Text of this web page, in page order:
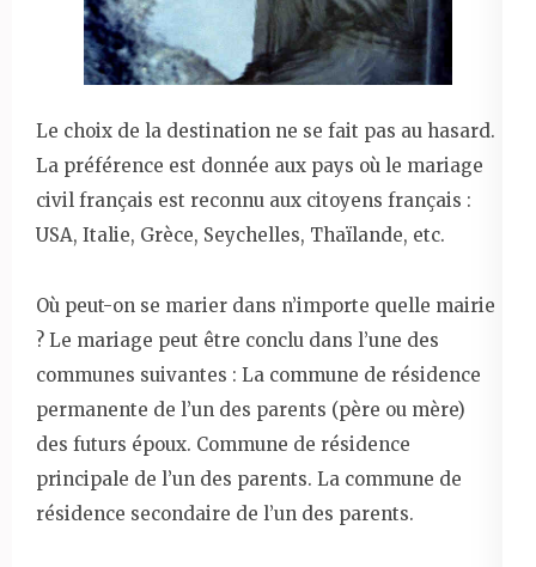
Le choix de la destination ne se fait pas au hasard.
La préférence est donnée aux pays où le mariage
civil français est reconnu aux citoyens français :
USA, Italie, Grèce, Seychelles, Thaïlande, etc.
Où peut-on se marier dans n’importe quelle mairie
? Le mariage peut être conclu dans l’une des
communes suivantes : La commune de résidence
permanente de l’un des parents (père ou mère)
des futurs époux. Commune de résidence
principale de l’un des parents. La commune de
résidence secondaire de l’un des parents.